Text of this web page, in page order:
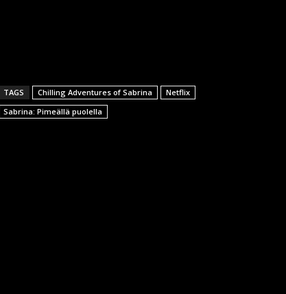
TAGS Chilling Adventures of Sabrina
Netflix
Sabrina: Pimeällä puolella